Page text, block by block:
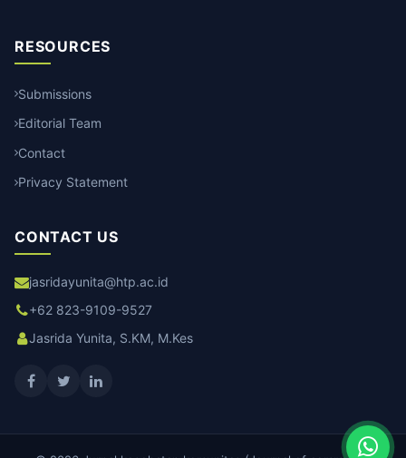
RESOURCES
Submissions
Editorial Team
Contact
Privacy Statement
CONTACT US
jasridayunita@htp.ac.id
+62 823-9109-9527
Jasrida Yunita, S.KM, M.Kes